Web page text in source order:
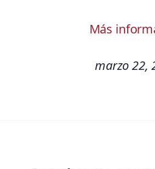
Más
marzo 22,